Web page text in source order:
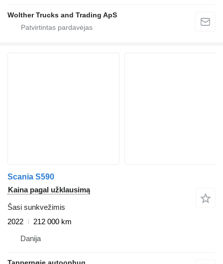
Wolther Trucks and Trading ApS
Scania S590
Kaina pagal užklausimą
Šasi sunkvežimis
2022
212 000 km
Danija